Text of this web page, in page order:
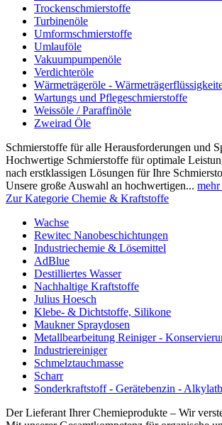
Trockenschmierstoffe
Turbinenöle
Umformschmierstoffe
Umlauföle
Vakuumpumpenöle
Verdichteröle
Wärmeträgeröle -
Wartungs und Pflegeschmierstoffe
Weissöle / Paraffinöle
Zweirad Öle
Schmierstoffe für alle Herausforderungen und
Hochwertige Schmierstoffe für optimale
nach erstklassigen Lösungen für Ihre
Unsere große Auswahl an hochwertigen... mehr
Zur Kategorie Chemie & Kraftstoffe
Wachse
Rewitec Nanobeschichtungen
Industriechemie & Lösemittel
AdBlue
Destilliertes Wasser
Nachhaltige Kraftstoffe
Julius Hoesch
Klebe- & Dichtstoffe, Silikone
Maukner Spraydosen
Metallbearbeitung Reiniger -
Industriereiniger
Schmelztauchmasse
Scharr
Sonderkraftstoff - Gerätebenzin -
Der Lieferant Ihrer Chemieprodukte – Wir